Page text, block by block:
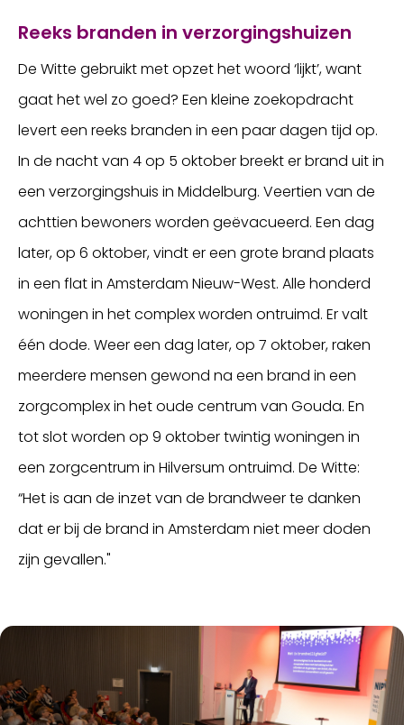
Reeks branden in verzorgingshuizen
De Witte gebruikt met opzet het woord ‘lijkt’, want
gaat het wel zo goed? Een kleine zoekopdracht
levert een reeks branden in een paar dagen tijd op.
In de nacht van 4 op 5 oktober breekt er brand uit in
een verzorgingshuis in Middelburg. Veertien van de
achttien bewoners worden geëvacueerd. Een dag
later, op 6 oktober, vindt er een grote brand plaats
in een flat in Amsterdam Nieuw-West. Alle honderd
woningen in het complex worden ontruimd. Er valt
één dode. Weer een dag later, op 7 oktober, raken
meerdere mensen gewond na een brand in een
zorgcomplex in het oude centrum van Gouda. En
tot slot worden op 9 oktober twintig woningen in
een zorgcentrum in Hilversum ontruimd. De Witte:
“Het is aan de inzet van de brandweer te danken
dat er bij de brand in Amsterdam niet meer doden
zijn gevallen."